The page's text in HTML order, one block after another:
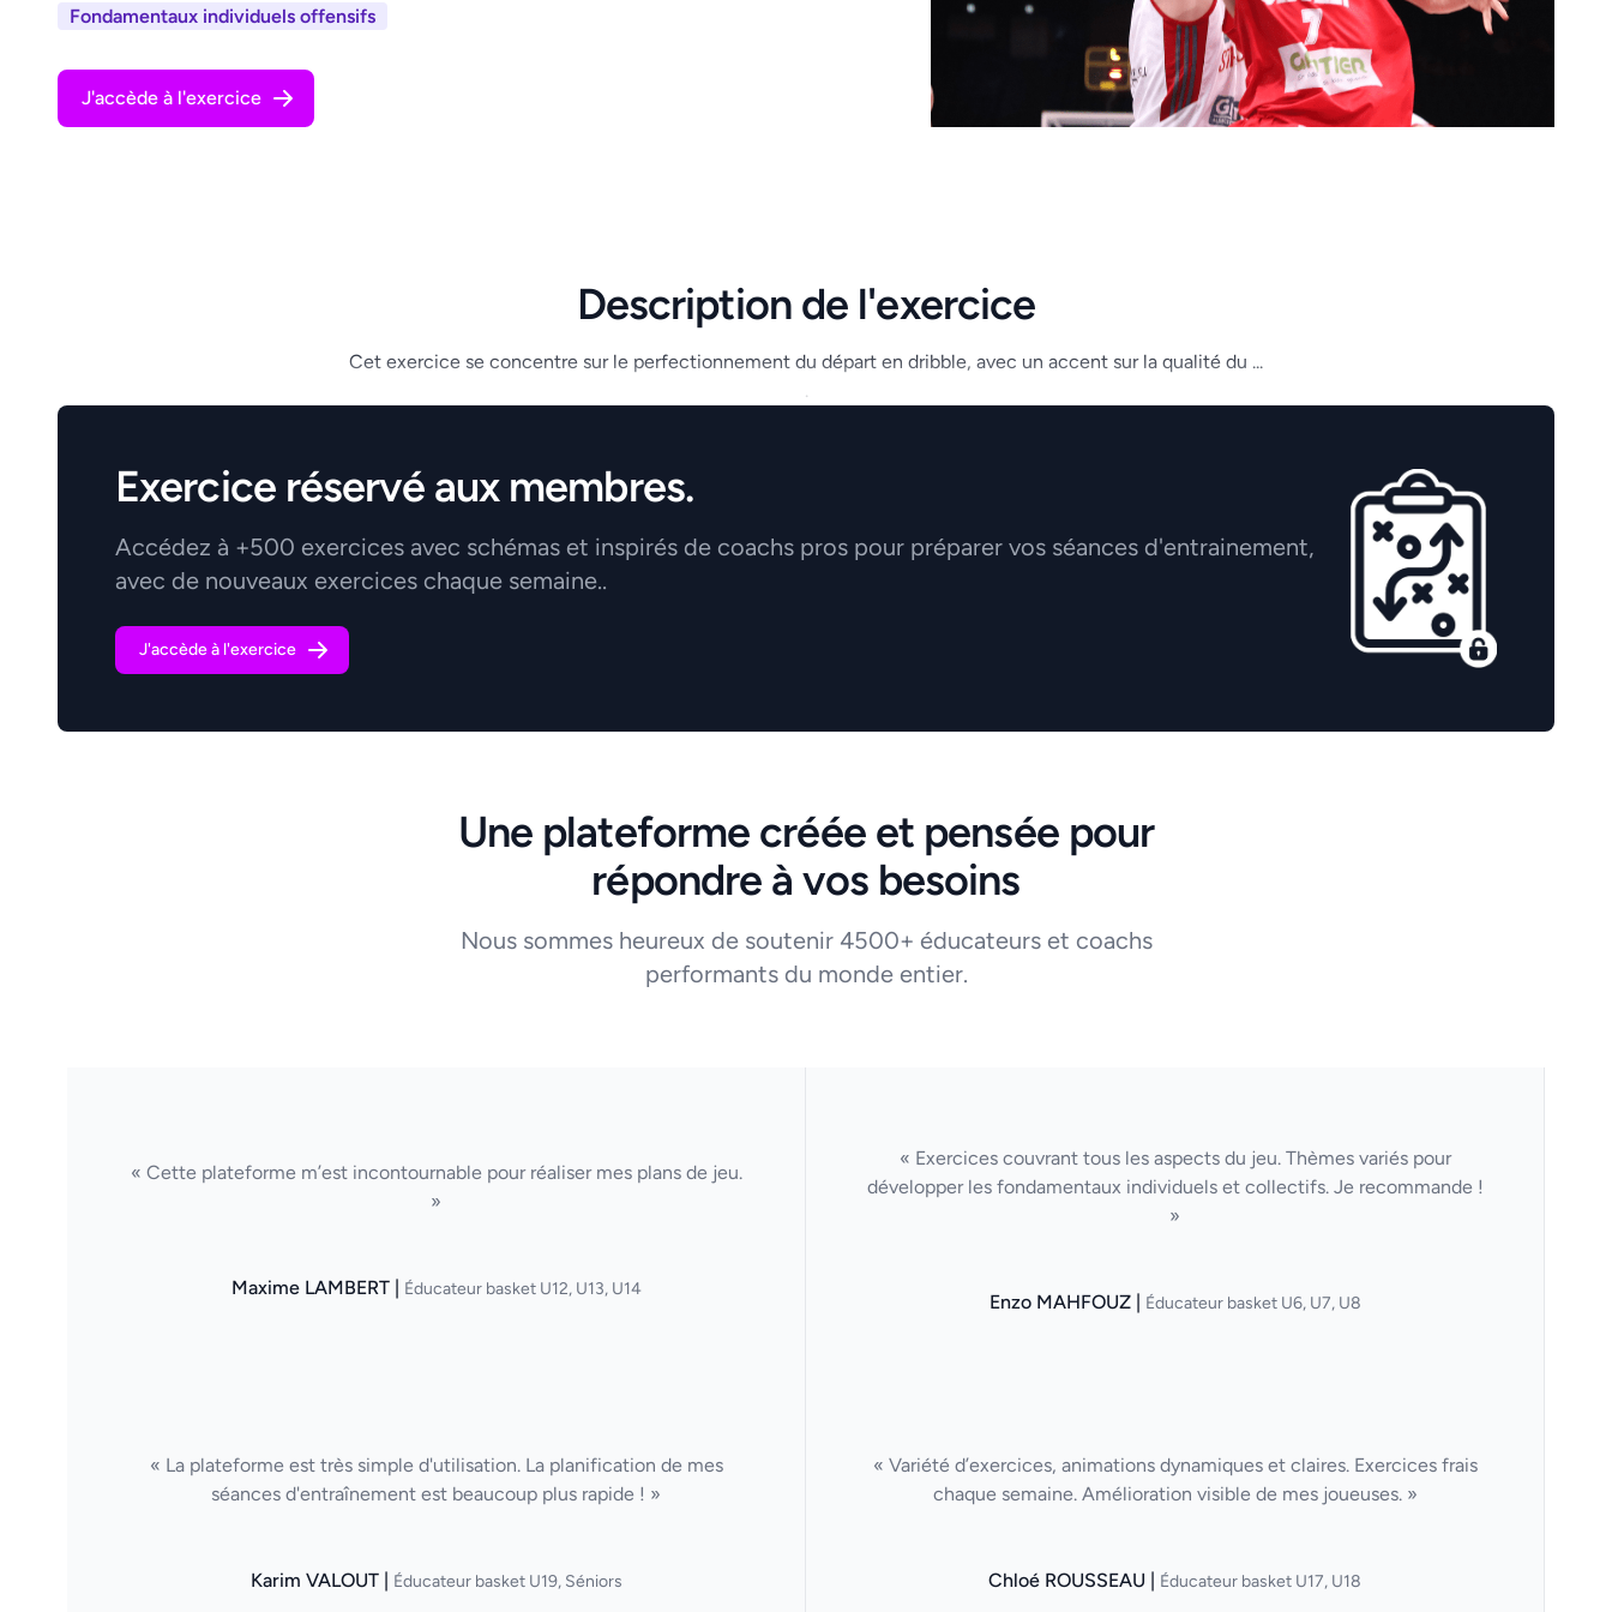
Fondamentaux individuels offensifs
J'accède à l'exercice
Description de l'exercice
Cet exercice se concentre sur le perfectionnement du départ en dribble, avec un accent sur la qualité du ...
.
Exercice réservé aux membres.
Accédez à +500 exercices avec schémas et inspirés de coachs pros pour préparer vos séances d'entrainement,
avec de nouveaux exercices chaque semaine..
J'accède à l'exercice
Une plateforme créée et pensée pour
répondre à vos besoins
Nous sommes heureux de soutenir 4500+ éducateurs et coachs
performants du monde entier.
« Cette plateforme m’est incontournable pour réaliser mes plans de jeu.
»
Maxime LAMBERT | Éducateur basket U12, U13, U14
« Exercices couvrant tous les aspects du jeu. Thèmes variés pour
développer les fondamentaux individuels et collectifs. Je recommande !
»
Enzo MAHFOUZ | Éducateur basket U6, U7, U8
« La plateforme est très simple d'utilisation. La planification de mes
séances d'entraînement est beaucoup plus rapide ! »
Karim VALOUT | Éducateur basket U19, Séniors
« Variété d’exercices, animations dynamiques et claires. Exercices frais
chaque semaine. Amélioration visible de mes joueuses. »
Chloé ROUSSEAU | Éducateur basket U17, U18